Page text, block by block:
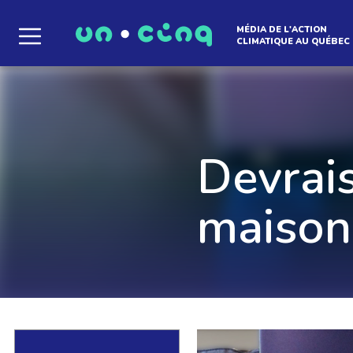
Le média qui
Que des solutions concrètes et inspirantes.
notre infolettre pour découvrir des initiatives
qui créent le mouvement.
MÉDIA DE L'ACTION
CLIMATIQUE AU QUÉBEC